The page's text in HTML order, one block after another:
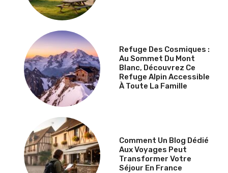
Refuge Des Cosmiques :
Au Sommet Du Mont
Blanc, Découvrez Ce
Refuge Alpin Accessible
À Toute La Famille
Comment Un Blog Dédié
Aux Voyages Peut
Transformer Votre
Séjour En France